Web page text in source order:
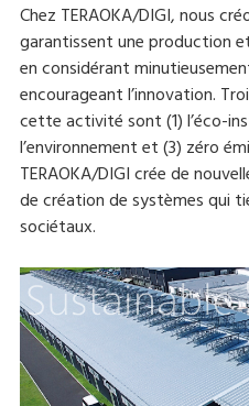
Chez TERAOKA/DIGI, nous
garantissent une production
en considérant
encourageant l’innovation.
cette activité sont (1) l’éco-
l’environnement et (3) zéro
TERAOKA/DIGI crée de
de création de systèmes qui
sociétaux.